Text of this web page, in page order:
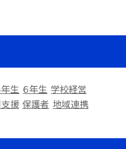
年生 ６年生 学校経営
援 保護者 地域連携